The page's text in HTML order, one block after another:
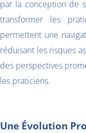
par la conception de
transformer les
permettent une
réduisant les risques
des perspectives
les praticiens.
Une Évolution